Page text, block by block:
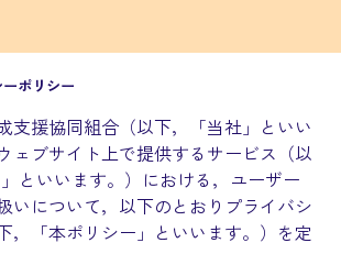
ポリシー
支援協同組合（以下，「当社」といい
ェブサイト上で提供するサービス（以
といいます。）における，ユーザー
いについて，以下のとおりプライバシ
，「本ポリシー」といいます。）を定